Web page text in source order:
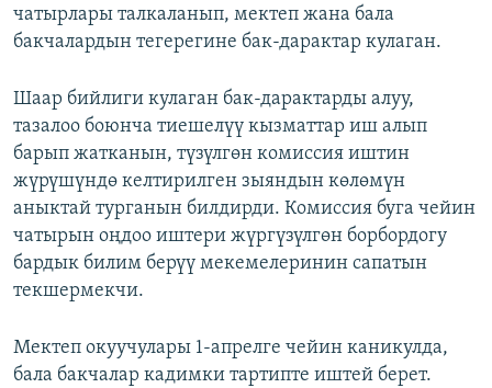
чатырлары талкаланып, мектеп жана бала
бакчалардын тегерегине бак-дарактар кулаган.
Шаар бийлиги кулаган бак-дарактарды алуу,
тазалоо боюнча тиешелүү кызматтар иш алып
барып жатканын, түзүлгөн комиссия иштин
жүрүшүндө келтирилген зыяндын көлөмүн
аныктай турганын билдирди. Комиссия буга чейин
чатырын оңдоо иштери жүргүзүлгөн борбордогу
бардык билим берүү мекемелеринин сапатын
текшермекчи.
Мектеп окуучулары 1-апрелге чейин каникулда,
бала бакчалар кадимки тартипте иштей берет.